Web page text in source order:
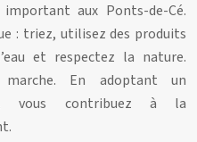
aux Ponts-de-Cé.
: triez, utilisez des produits
et respectez la nature.
En adoptant un
vous contribuez à la